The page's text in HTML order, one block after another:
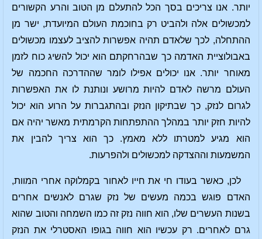
יותר. אנו צריכים בסך הכל להתעלם מן הטוב והרע הקשורים
למכשולים אלה ולהביט רק בחוכמת העולם המיועדת, ישר מן
ההתחלה, לכך שלאדם תהיה אפשרות להציב לעצמו מכשולים
באבולוציית האדמה כך שבהרחקתם הוא יכול להשיג כוח לזמן
מאוחר יותר. אנו יכולים אפילו לומר שההדרכה החכמה של
העולם מרשה לאדם להיות מרושע ונותנת לו את האפשרות
לגרום לנזק, כך שבתיקון הנזק ובהתגברות על הרוע הוא יכול
להיות חזק יותר במהלך ההתפתחות הקרמתית מאשר יהיה אם
הוא מגיע למטרתו ללא מאמץ. כך הוא צריך להבין את
המשמעות וההצדקה למכשולים ולהפרעות.
לכן, כאשר בעודו חי את חייו לאחור בקמלוקה אחרי המוות,
האדם פוגש בכמה מעשים של נזק שגרם לאנשים אחרים
בשנות העשרים שלו, הוא חווה נזק זה כמו השמחה והטוב שהוא
גרם לאחרים. רק עכשיו הוא חווה בגופו האסטרלי את הנזק